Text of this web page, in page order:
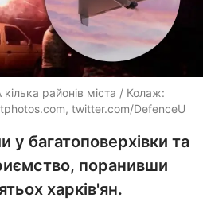
районів міста / Колаж:
, twitter.com/DefenceU
у багатоповерхівки та
поранивши
харків'ян.